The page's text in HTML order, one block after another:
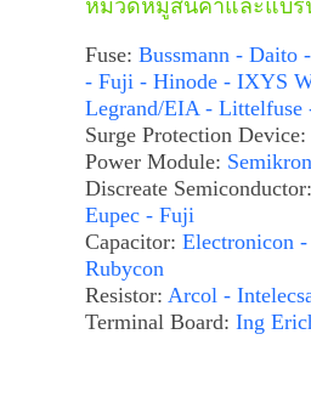
หมวดหมู่สินค้าและแบ
Fuse: Bussmann - Daito
- Fuji - Hinode - IXYS
Legrand/EIA - Littelfuse
Surge Protection Device:
Power Module:
Discreate Semiconductor:
Eupec - Fuji
Capacitor: Electronicon
Rubycon
Resistor: Arcol -
Terminal Board: Ing